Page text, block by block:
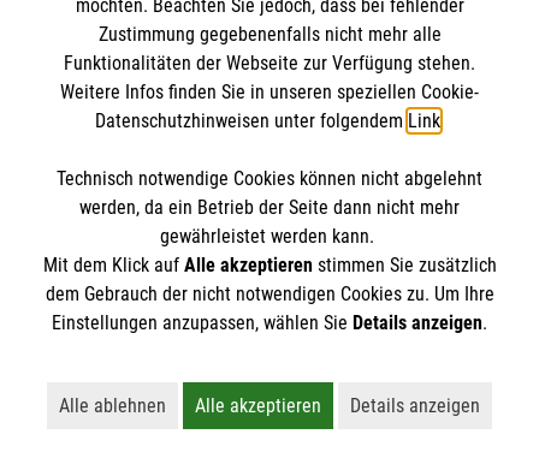
Erste Hilfe bei älteren Menschen
Darauf müssen Sie achten, wenn ein älterer
Mensch in Not gerät.
Vielleicht interessiert Sie auch... ?
möchten. Beachten Sie jedoch, dass bei fehlender
Zustimmung gegebenenfalls nicht mehr alle
Funktionalitäten der Webseite zur Verfügung stehen.
Weitere Infos finden Sie in unseren speziellen Cookie-
Datenschutzhinweisen unter folgendem Link.
Technisch notwendige Cookies können nicht abgelehnt
werden, da ein Betrieb der Seite dann nicht mehr
gewährleistet werden kann.
Mit dem Klick auf Alle akzeptierenstimmen Sie zusätzlich
dem Gebrauch der nicht notwendigen Cookies zu. Um Ihre
Einstellungen anzupassen, wählen Sie Details anzeigen.
Alle ablehnen
Lehnt alle nicht-essentiellen Cookies ab
Alle akzeptieren
Akzeptiert alle Cookies
Details anzeigen